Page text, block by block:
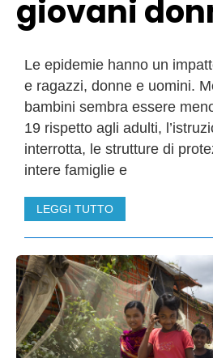
giovani
Le epidemie hanno un
e ragazzi, donne e uomini.
bambini sembra essere
19 rispetto agli adulti,
interrotta, le strutture di
intere famiglie e
LEGGI TUTTO